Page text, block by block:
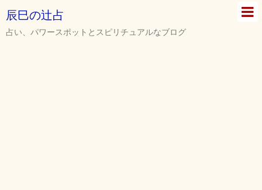
辰巳の辻占
占い、パワースポットとスピリチュアルなブログ